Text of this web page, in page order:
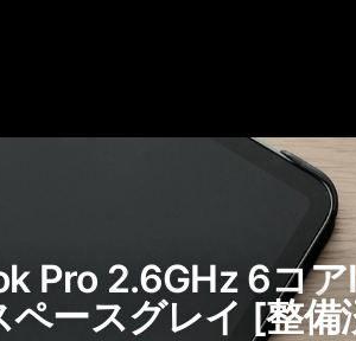
Pro 2.6GHz 6コ
ースグレイ [整備